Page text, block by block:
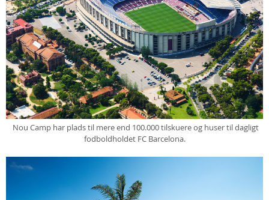
Nou Camp har plads til mere end 100.000 tilskuere og huser til dagligt
fodboldholdet FC Barcelona.